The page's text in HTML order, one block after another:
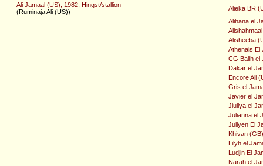
Ali Jamaal (US), 1982, Hingst/stallion
(Ruminaja Ali (US))
Alieka BR
Alihana el
Alisheeba
Athenais El
CG Balih el
Dakar el
Encore Ali
Gris el
Javier el
Jiullya el
Julianna el
Jullyen El
Khivan
Lilyh el
Ludjin El
Narah el